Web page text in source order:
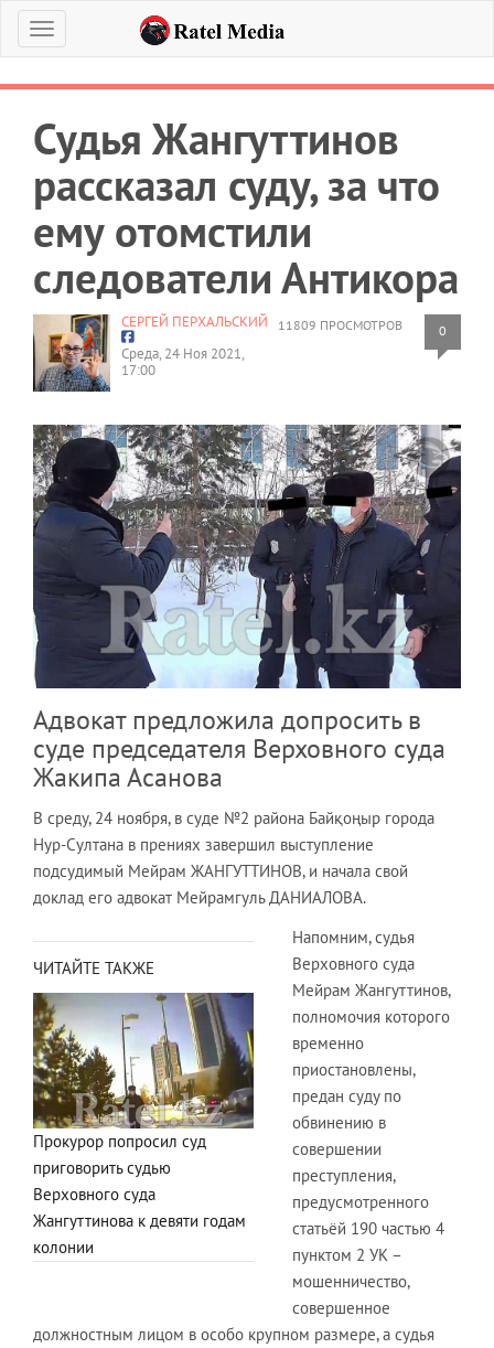
Меню
Судья Жангуттинов
рассказал суду, за что
ему отомстили
следователи Антикора
11809 ПРОСМОТРОВ 0
СЕРГЕЙ ПЕРХАЛЬСКИЙ
Среда, 24 Ноя 2021,
17:00
Адвокат предложила допросить в
суде председателя Верховного суда
Жакипа Асанова
В среду, 24 ноября, в суде №2 района Байқоңыр города
Нур-Султана в прениях завершил выступление
подсудимый Мейрам ЖАНГУТТИНОВ, и начала свой
доклад его адвокат Мейрамгуль ДАНИАЛОВА.
ЧИТАЙТЕ ТАКЖЕ
Прокурор попросил суд
приговорить судью
Верховного суда
Жангуттинова к девяти годам
колонии
Напомним, судья
Верховного суда
Мейрам Жангуттинов,
полномочия которого
временно
приостановлены,
предан суду по
обвинению в
совершении
преступления,
предусмотренного
статьёй 190 частью 4
пунктом 2 УК –
мошенничество,
совершенное
должностным лицом в особо крупном размере, а судья